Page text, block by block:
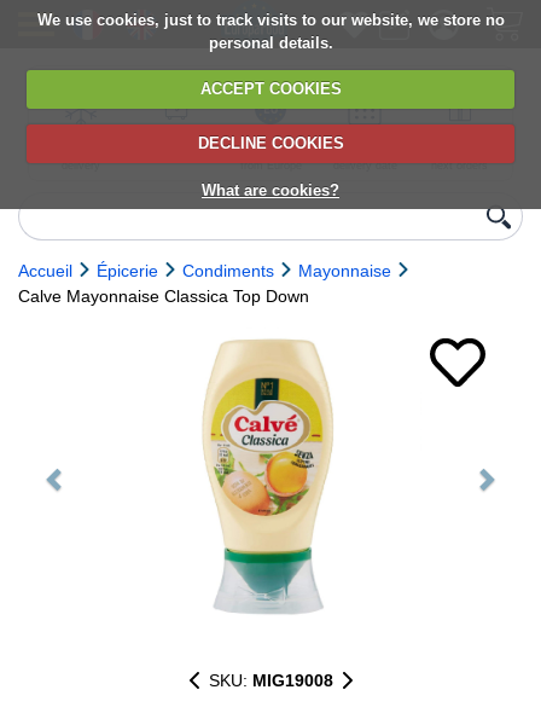
We use cookies, just to track visits to our website, we store no
personal details.
ACCEPT COOKIES
DECLINE COOKIES
What are cookies?
delivery
6,000+ products
Direct import
from Europe
Choose your
delivery date
next orders
Accueil Épicerie Condiments
Mayonnaise
Calve Mayonnaise Classica Top Down
SKU: MIG19008